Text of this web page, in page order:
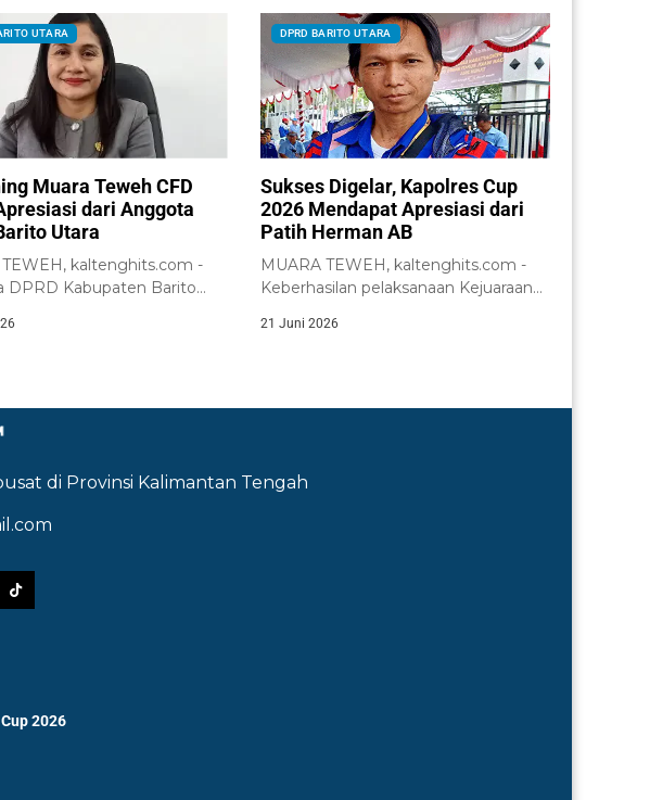
UTARA
Muara Teweh CFD
dari Anggota
Utara
TEWEH, kaltenghits.com -
DPRD Kabupaten Barito
DPRD BARITO UTARA
Sukses Digelar, Kapolres Cup
2026 Mendapat Apresiasi dari
Patih Herman AB
MUARA TEWEH, kaltenghits.com -
Keberhasilan pelaksanaan Kejuaraan
21 Juni 2026
di Provinsi Kalimantan Tengah
2026